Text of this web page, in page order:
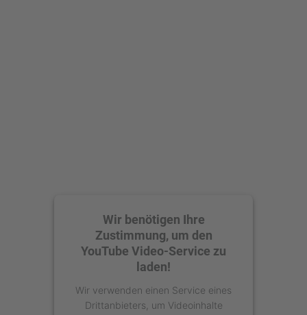
Wir benötigen Ihre
Zustimmung, um den
YouTube Video-Service zu
laden!
Wir verwenden einen Service eines
Drittanbieters, um Videoinhalte